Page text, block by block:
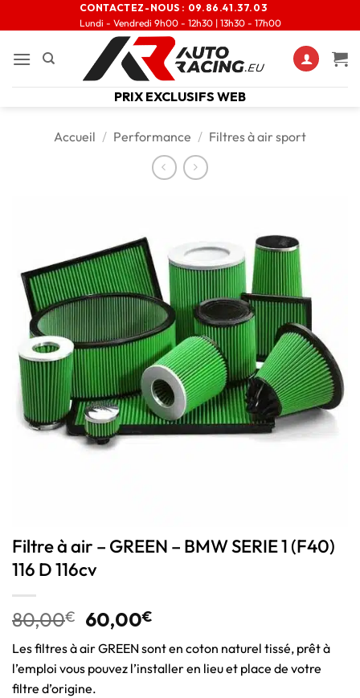
CONTACTEZ-NOUS : 09.86.41.37.03
Lundi - Vendredi 9h00 - 12h30 | 13h30 - 17h00
PRIX EXCLUSIFS WEB
Accueil / Performance / Filtres à air sport
Filtre à air – GREEN – BMW SERIE 1 (F40)
116 D 116cv
80,00€ 60,00€
Les filtres à air GREEN sont en coton naturel tissé, prêt à
l’emploi vous pouvez l’installer en lieu et place de votre
filtre d’origine.